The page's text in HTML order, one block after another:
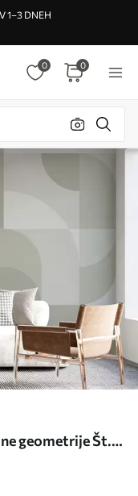
1–3 DNEH
0 0
geometrije Št.